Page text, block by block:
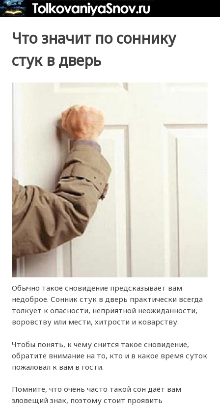
Что значит по соннику
стук в дверь
Обычно такое сновидение предсказывает вам
недоброе. Сонник стук в дверь практически всегда
толкует к опасности, неприятной неожиданности,
воровству или мести, хитрости и коварству.
Чтобы понять, к чему снится такое сновидение,
обратите внимание на то, кто и в какое время суток
пожаловал к вам в гости.
Помните, что очень часто такой сон даёт вам
зловещий знак, поэтому стоит проявить